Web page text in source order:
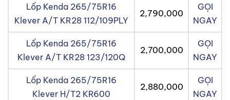
Lốp Kenda 265/75R16
Klever A/T KR28 112/109PLY
2,790,000
GỌI
NGAY
Lốp Kenda 265/75R16
Klever A/T KR28 123/120Q
2,700,000
GỌI
NGAY
Lốp Kenda 265/75R16
Klever H/T2 KR600
2,880,000
GỌI
NGAY